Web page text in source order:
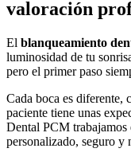
valoración
El blanqueamiento
luminosidad de tu
pero el primer paso
Cada boca es diferente,
paciente tiene unas
Dental PCM trabajamos
personalizado, seguro y